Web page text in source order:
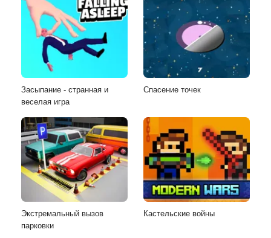
Засыпание - странная и
веселая игра
Спасение точек
Экстремальный вызов
парковки
Кастельские войны